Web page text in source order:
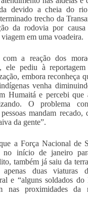
devido a cheia do
trecho da
da rodovia por causa
em uma voadeira.
com a reação dos
ele pediu à
embora reconheça
venha
Humaitá e percebi que
O problema
mandam recado,
da gente”.
a Força Nacional de
no início de janeiro
também já saiu da
apenas duas viaturas
e “alguns soldados do
nas proximidades da